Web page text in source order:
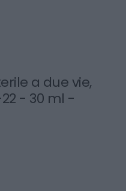
a due vie,
- 30 ml -